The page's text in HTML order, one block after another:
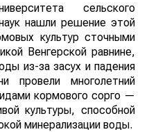
сельского
нашли решение этой
культур сточными
Венгерской равнине,
из-за засух и падения
провели многолетний
кормового сорго —
культуры, способной
минерализации воды.